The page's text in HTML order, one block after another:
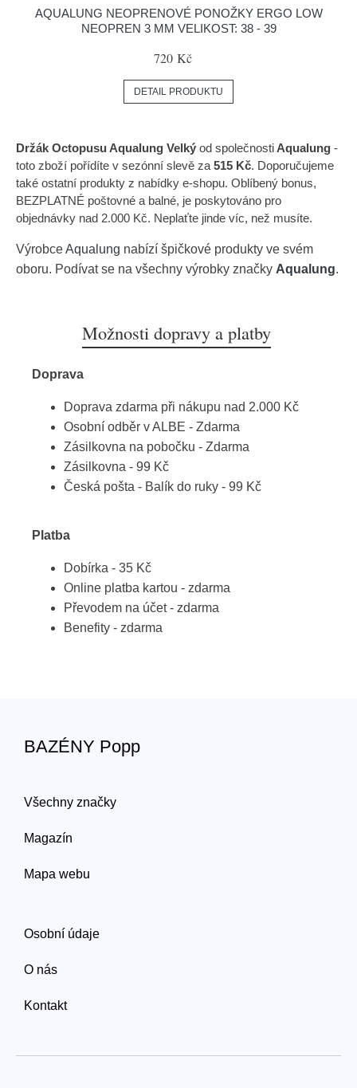
AQUALUNG NEOPRENOVÉ PONOŽKY ERGO LOW
NEOPREN 3 MM VELIKOST: 38 - 39
720 Kč
DETAIL PRODUKTU
Držák Octopusu Aqualung Velký od společnosti Aqualung -
toto zboží pořídíte v sezónní slevě za 515 Kč. Doporučujeme
také ostatní produkty z nabídky e-shopu. Oblíbený bonus,
BEZPLATNÉ poštovné a balné, je poskytováno pro
objednávky nad 2.000 Kč. Neplaťte jinde víc, než musíte.
VýrobceAqualung nabízí špičkové produkty ve svém
oboru. Podívat se na všechny výrobky značky Aqualung.
Možnosti dopravy a platby
Doprava
Doprava zdarma při nákupu nad 2.000 Kč
Osobní odběr v ALBE - Zdarma
Zásilkovna na pobočku - Zdarma
Zásilkovna - 99 Kč
Česká pošta - Balík do ruky - 99 Kč
Platba
Dobírka - 35 Kč
Online platba kartou - zdarma
Převodem na účet - zdarma
Benefity - zdarma
BAZÉNY Popp
Všechny značky
Magazín
Mapa webu
Osobní údaje
O nás
Kontakt